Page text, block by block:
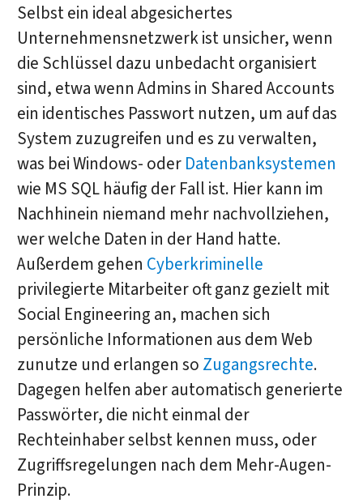
Selbst ein ideal abgesichertes
Unternehmensnetzwerk ist unsicher, wenn
die Schlüssel dazu unbedacht organisiert
sind, etwa wenn Admins in Shared Accounts
ein identisches Passwort nutzen, um auf das
System zuzugreifen und es zu verwalten,
was bei Windows- oder Datenbanksystemen
wie MS SQL häufig der Fall ist. Hier kann im
Nachhinein niemand mehr nachvollziehen,
wer welche Daten in der Hand hatte.
Außerdem gehen Cyberkriminelle
privilegierte Mitarbeiter oft ganz gezielt mit
Social Engineering an, machen sich
persönliche Informationen aus dem Web
zunutze und erlangen so Zugangsrechte.
Dagegen helfen aber automatisch generierte
Passwörter, die nicht einmal der
Rechteinhaber selbst kennen muss, oder
Zugriffsregelungen nach dem Mehr-Augen-
Prinzip.